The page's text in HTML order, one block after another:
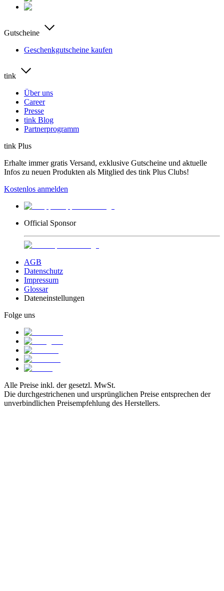
Gutscheine
Geschenkgutscheine kaufen
tink
Über uns
Career
Presse
tink Blog
Partnerprogramm
tink Plus
Erhalte immer gratis Versand, exklusive Gutscheine und aktuelle
Infos zu neuen Produkten als Mitglied des tink Plus Clubs!
Kostenlos anmelden
Official Sponsor
AGB
Datenschutz
Impressum
Glossar
Dateneinstellungen
Folge uns
Alle Preise inkl. der gesetzl. MwSt.
Die durchgestrichenen und ursprünglichen Preise entsprechen der
unverbindlichen Preisempfehlung des Herstellers.